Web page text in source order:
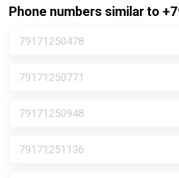
Phone numbers similar to
79171250478
79171250771
79171250948
79171251136